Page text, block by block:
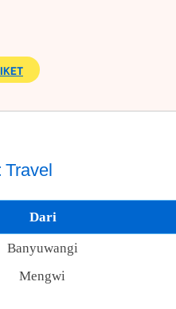
Travel
Dari
Banyuwangi
Mengwi